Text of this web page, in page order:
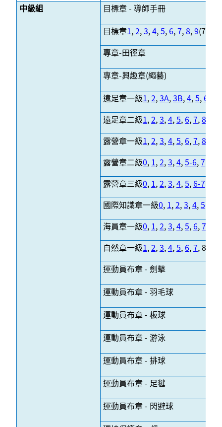
中級組
目標章 - 導師手冊
目標章1,2,3,4,5, 6,7,8,9(7-9
專章-田徑章
專章-興趣章(繩藝)
遠足章一級1,2,3A,3B,4,5, 6
遠足章二級1,2,3,4,5, 6,7,8
露營章一級1,2,3,4,5, 6,7,8
露營章二級0, 1,2,3,4,5-6,7
露營章三級0, 1,2,3,4,5, 6-7
國際知識章一級0, 1,2,3,4,5
海員章一級0, 1,2,3,4,5, 6,7
自然章一級1,2,3,4,5, 6,7, 8(
運動員布章 - 劍擊
運動員布章 - 羽毛球
運動員布章 - 板球
運動員布章 - 游泳
運動員布章 - 排球
運動員布章 - 足毽
運動員布章 - 閃避球